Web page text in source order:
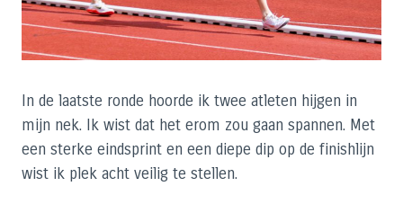
In de laatste ronde hoorde ik twee atleten hijgen in
mijn nek. Ik wist dat het erom zou gaan spannen. Met
een sterke eindsprint en een diepe dip op de finishlijn
wist ik plek acht veilig te stellen.